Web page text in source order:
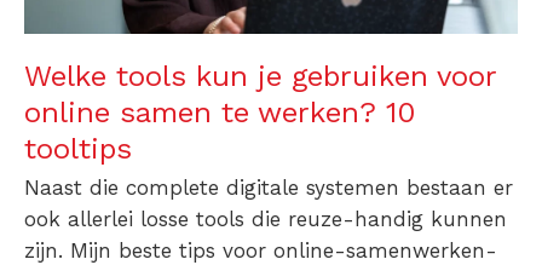
Welke tools kun je gebruiken voor
online samen te werken? 10
tooltips
Naast die complete digitale systemen bestaan er
ook allerlei losse tools die reuze-handig kunnen
zijn. Mijn beste tips voor online-samenwerken-